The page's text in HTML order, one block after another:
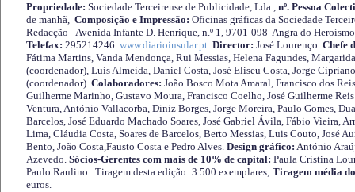
Propriedade: Sociedade Terceirense de Publicidade, Lda., nº. Pessoa
de manhã, Composição e Impressão: Oficinas gráficas da Sociedade
Redacção - Avenida Infante D. Henrique, n.º 1, 9701-098 Angra do
Telefax: 295214246. www.diarioinsular.pt Director: José Lourenço. Chefe
Fátima Martins, Vanda Mendonça, Rui Messias, Helena Fagundes,
(coordenador), Luís Almeida, Daniel Costa, José Eliseu Costa, Jorge
(coordenador). Colaboradores: João Bosco Mota Amaral, Francisco dos
Guilherme Marinho, Gustavo Moura, Francisco Coelho, José Guilherme
Ventura, António Vallacorba, Diniz Borges, Jorge Moreira, Paulo Gomes,
Barcelos, José Eduardo Machado Soares, José Gabriel Ávila, Fábio Vieira,
Lima, Cláudia Costa, Soares de Barcelos, Berto Messias, Luis Couto, José
Bento, João Costa,Fausto Costa e Pedro Alves. Design gráfico: António
Azevedo. Sócios-Gerentes com mais de 10% de capital: Paula Cristina
Paulo Raulino. Tiragem desta edição: 3.500 exemplares; Tiragem média
euros.